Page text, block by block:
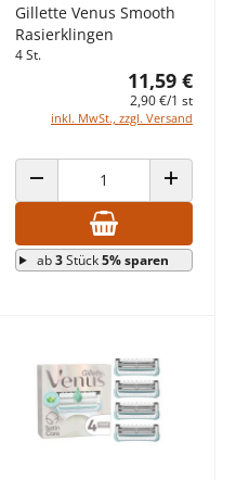
Gillette Venus Smooth
Rasierklingen
4 St.
11,59 €
2,90 €/1 st
inkl. MwSt., zzgl. Versand
ANZAHL VERRINGERN ANZAHL
ab3Stück5% sparen